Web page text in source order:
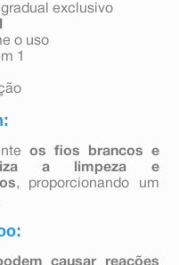
exclusivo
o uso
1
os fios brancos e
a limpeza e
, proporcionando um
causar reações